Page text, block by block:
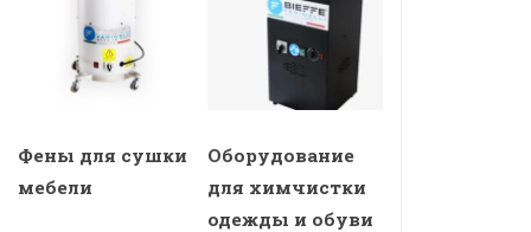
Фены для сушки
мебели
Оборудование
для химчистки
одежды и обуви